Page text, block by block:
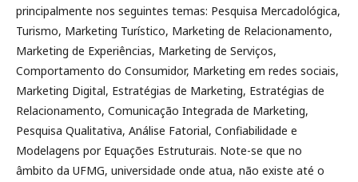
principalmente nos seguintes temas: Pesquisa Mercadológica,
Turismo, Marketing Turístico, Marketing de Relacionamento,
Marketing de Experiências, Marketing de Serviços,
Comportamento do Consumidor, Marketing em redes sociais,
Marketing Digital, Estratégias de Marketing, Estratégias de
Relacionamento, Comunicação Integrada de Marketing,
Pesquisa Qualitativa, Análise Fatorial, Confiabilidade e
Modelagens por Equações Estruturais. Note-se que no
âmbito da UFMG, universidade onde atua, não existe até o